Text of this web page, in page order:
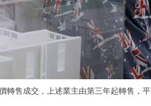
轉售成交，上述業主由第三年起轉售，平